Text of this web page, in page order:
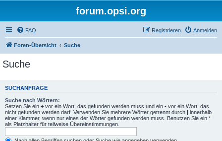
forum.opsi.org
FAQ Anmelden
Registrieren
Foren-Übersicht Suche
Suche
SUCHANFRAGE
Suche nach Wörtern:
Setzen Sie ein + vor ein Wort, das gefunden werden muss und ein - vor ein Wort, das
nicht gefunden werden darf. Verwenden Sie mehrere Wörter getrennt durch | innerhalb
einer Klammer, wenn nur eines der Wörter gefunden werden muss. Benutzen Sie ein *
als Platzhalter für teilweise Übereinstimmungen.